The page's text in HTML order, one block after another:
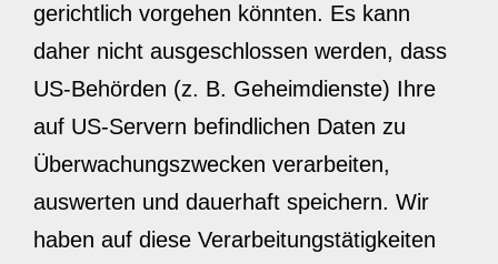
gerichtlich vorgehen könnten. Es kann
daher nicht ausgeschlossen werden, dass
US-Behörden (z. B. Geheimdienste) Ihre
auf US-Servern befindlichen Daten zu
Überwachungszwecken verarbeiten,
auswerten und dauerhaft speichern. Wir
haben auf diese Verarbeitungstätigkeiten